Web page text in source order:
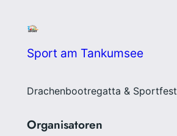
Sport am Tankumsee
Drachenbootregatta & Sportfest
Organisatoren